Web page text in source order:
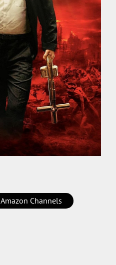
Amazon Channels